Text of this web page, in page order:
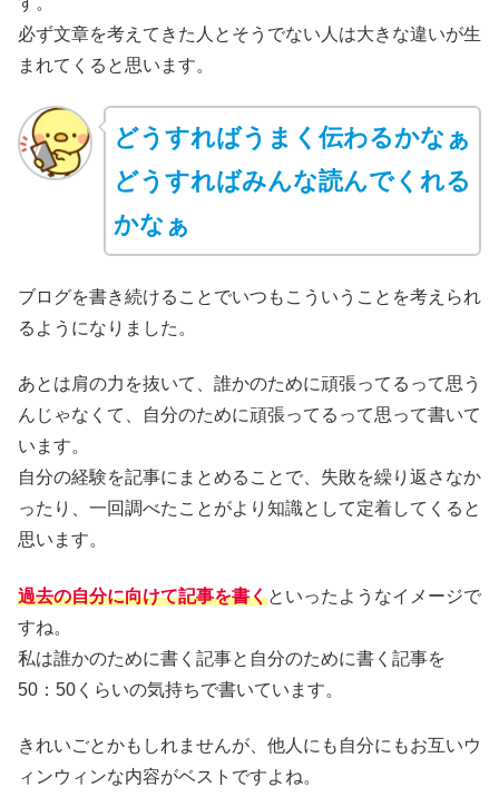
必ず文章を考えてきた人とそうでない人は大きな違いが生
まれてくると思います。
どうすればうまく伝わるかなぁ
どうすればみんな読んでくれる
かなぁ
ブログを書き続けることでいつもこういうことを考えられ
るようになりました。
あとは肩の力を抜いて、誰かのために頑張ってるって思う
んじゃなくて、自分のために頑張ってるって思って書いて
います。
自分の経験を記事にまとめることで、失敗を繰り返さなか
ったり、一回調べたことがより知識として定着してくると
思います。
過去の自分に向けて記事を書くといったようなイメージで
すね。
私は誰かのために書く記事と自分のために書く記事を
50：50くらいの気持ちで書いています。
きれいごとかもしれませんが、他人にも自分にもお互いウ
ィンウィンな内容がベストですよね。